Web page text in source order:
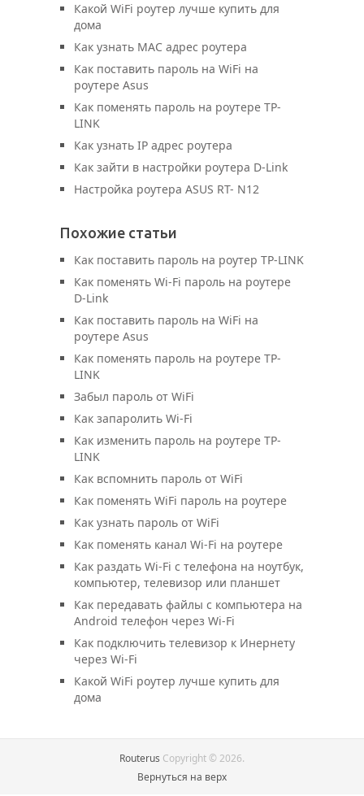
Какой WiFi роутер лучше купить для
дома
Как узнать MAC адрес роутера
Как поставить пароль на WiFi на
роутере Asus
Как поменять пароль на роутере TP-
LINK
Как узнать IP адрес роутера
Как зайти в настройки роутера D-Link
Настройка роутера ASUS RT- N12
Похожие статьи
Как поставить пароль на роутер TP-LINK
Как поменять Wi-Fi пароль на роутере
D-Link
Как поставить пароль на WiFi на
роутере Asus
Как поменять пароль на роутере TP-
LINK
Забыл пароль от WiFi
Как запаролить Wi-Fi
Как изменить пароль на роутере TP-
LINK
Как вспомнить пароль от WiFi
Как поменять WiFi пароль на роутере
Как узнать пароль от WiFi
Как поменять канал Wi-Fi на роутере
Как раздать Wi-Fi с телефона на ноутбук,
компьютер, телевизор или планшет
Как передавать файлы с компьютера на
Android телефон через Wi-Fi
Как подключить телевизор к Инернету
через Wi-Fi
Какой WiFi роутер лучше купить для
дома
Routerus Copyright © 2026.
Вернуться на верх